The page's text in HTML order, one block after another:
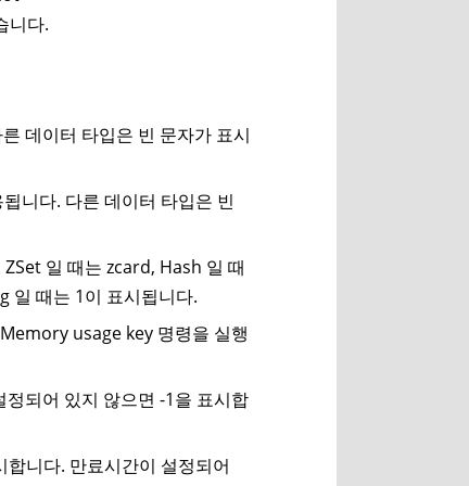
니다.
데이터 타입은 빈 문자가 표시
니다. 다른 데이터 타입은 빈
일 때는 zcard, Hash 일 때
일 때는 1이 표시됩니다.
usage key 명령을 실행
되어 있지 않으면 -1을 표시합
니다. 만료시간이 설정되어